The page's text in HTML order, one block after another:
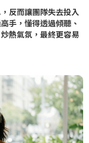
反而讓團隊失去投入
手，懂得透過傾聽、
熱氣氛，最終更容易